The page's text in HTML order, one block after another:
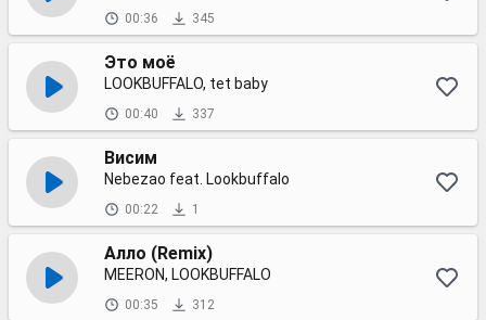
00:36 345
Это моё
LOOKBUFFALO, tet baby
00:40 337
Висим
Nebezao feat. Lookbuffalo
00:22 1
Алло (Remix)
MEERON, LOOKBUFFALO
00:35 312